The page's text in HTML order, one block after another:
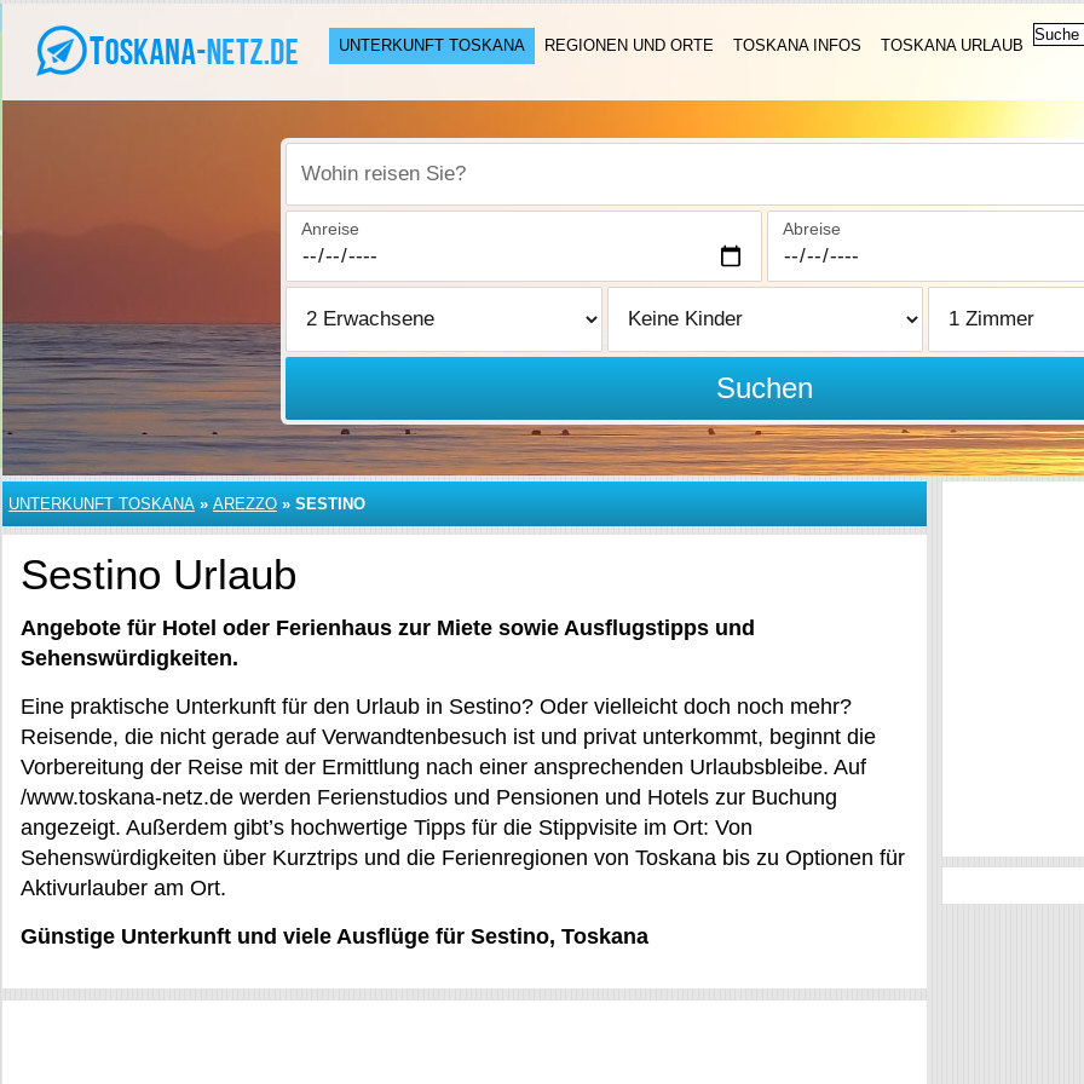
UNTERKUNFT TOSKANA REGIONEN UND ORTE TOSKANA INFOS TOSKANA URLAUB
Wohin reisen Sie?
Anreise Abreise
Suchen
UNTERKUNFT TOSKANA » AREZZO » SESTINO
Sestino Urlaub
Angebote für Hotel oder Ferienhaus zur Miete sowie Ausflugstipps und
Sehenswürdigkeiten.
Eine praktische Unterkunft für den Urlaub in Sestino? Oder vielleicht doch noch mehr?
Reisende, die nicht gerade auf Verwandtenbesuch ist und privat unterkommt, beginnt die
Vorbereitung der Reise mit der Ermittlung nach einer ansprechenden Urlaubsbleibe. Auf
/www.toskana-netz.de werden Ferienstudios und Pensionen und Hotels zur Buchung
angezeigt. Außerdem gibt’s hochwertige Tipps für die Stippvisite im Ort: Von
Sehenswürdigkeiten über Kurztrips und die Ferienregionen von Toskana bis zu Optionen für
Aktivurlauber am Ort.
Günstige Unterkunft und viele Ausflüge für Sestino, Toskana